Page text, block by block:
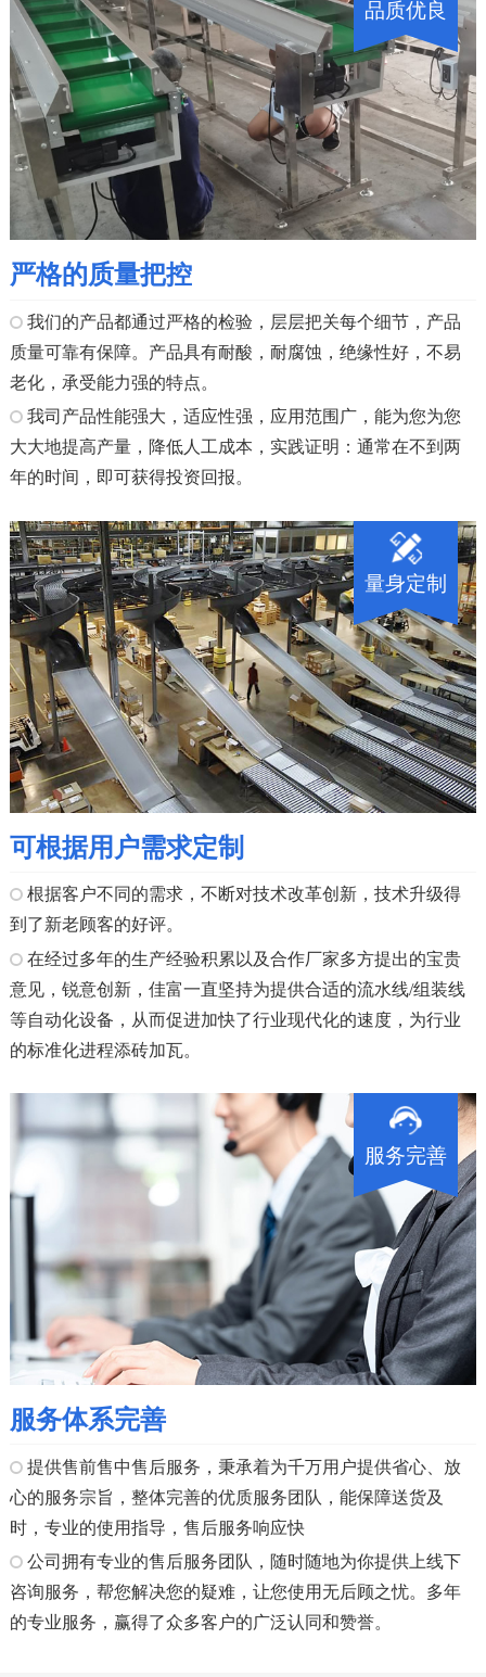
品质优良
严格的质量把控
我们的产品都通过严格的检验，层层把关每个细节，产品
质量可靠有保障。产品具有耐酸，耐腐蚀，绝缘性好，不易
老化，承受能力强的特点。
我司产品性能强大，适应性强，应用范围广，能为您为您
大大地提高产量，降低人工成本，实践证明：通常在不到两
年的时间，即可获得投资回报。
量身定制
可根据用户需求定制
根据客户不同的需求，不断对技术改革创新，技术升级得
到了新老顾客的好评。
在经过多年的生产经验积累以及合作厂家多方提出的宝贵
意见，锐意创新，佳富一直坚持为提供合适的流水线/组装线
等自动化设备，从而促进加快了行业现代化的速度，为行业
的标准化进程添砖加瓦。
服务完善
服务体系完善
提供售前售中售后服务，秉承着为千万用户提供省心、放
心的服务宗旨，整体完善的优质服务团队，能保障送货及
时，专业的使用指导，售后服务响应快
公司拥有专业的售后服务团队，随时随地为你提供上线下
咨询服务，帮您解决您的疑难，让您使用无后顾之忧。多年
的专业服务，赢得了众多客户的广泛认同和赞誉。